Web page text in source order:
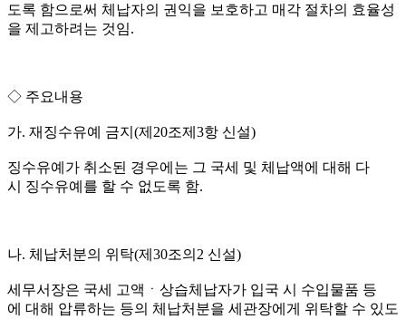
도록 함으로써 체납자의 권익을 보호하고 매각 절차의 효율성
을 제고하려는 것임.
◇ 주요내용
가. 재징수유예 금지(제20조제3항 신설)
징수유예가 취소된 경우에는 그 국세 및 체납액에 대해 다
시 징수유예를 할 수 없도록 함.
나. 체납처분의 위탁(제30조의2 신설)
세무서장은 국세 고액ㆍ상습체납자가 입국 시 수입물품 등
에 대해 압류하는 등의 체납처분을 세관장에게 위탁할 수 있도